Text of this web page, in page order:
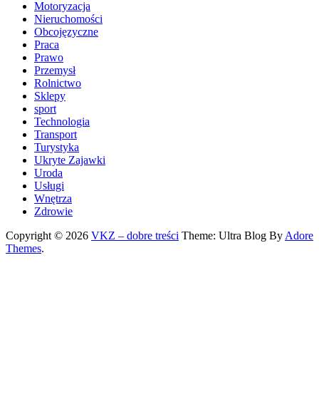
Motoryzacja
Nieruchomości
Obcojęzyczne
Praca
Prawo
Przemysł
Rolnictwo
Sklepy
sport
Technologia
Transport
Turystyka
Ukryte Zajawki
Uroda
Usługi
Wnętrza
Zdrowie
Copyright © 2026 VKZ – dobre treści Theme: Ultra Blog ByAdore
Themes.